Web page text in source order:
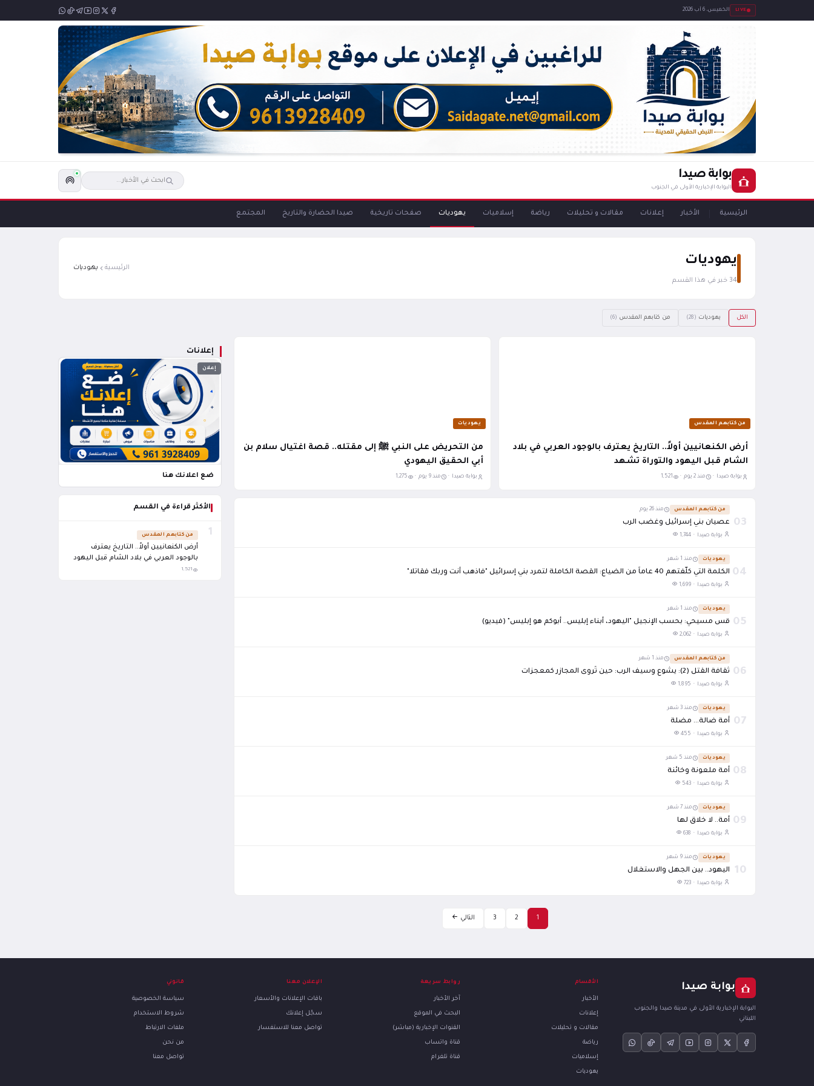
LIVE الخميس، 6 آب 2026
بوابة صيدا
البوابة الإخبارية الأولى في الجنوب
الرئيسية الأخبار إعلانات مقالات و تحليلات رياضة إسلاميات يهوديات صفحات تاريخية صيدا الحضارة والتاريخ المجتمع
يهوديات
34 خبر في هذا القسم
الرئيسية يهوديات
الكل يهوديات (28) من كتابهم المقدس (6)
من كتابهم المقدس
أرض الكنعانيين أولاً.. التاريخ يعترف بالوجود العربي في بلاد
الشام قبل اليهود والتوراة تشهد
بوابة صيدا · منذ 2 يوم · 1,521
يهوديات
من التحريض على النبي ﷺ إلى مقتله.. قصة اغتيال سلام بن
أبي الحقيق اليهودي
بوابة صيدا · منذ 9 يوم · 1,275
03
من كتابهم المقدس منذ 26 يوم
عصيان بني إسرائيل وغضب الرب
بوابة صيدا · 1,744
04
يهوديات منذ 1 شهر
الكلمة التي كلّفتهم 40 عاماً من الضياع: القصة الكاملة لتمرد بني إسرائيل "فاذهب أنت وربك فقاتلا"
بوابة صيدا · 1,699
05
يهوديات منذ 1 شهر
قس مسيحي: بحسب الإنجيل "اليهود، أبناء إبليس.. أبوكم هو إبليس" (فيديو)
بوابة صيدا · 2,062
06
من كتابهم المقدس منذ 1 شهر
ثقافة القتل (2): يشوع وسيف الرب: حين تُروى المجازر كمعجزات
بوابة صيدا · 1,895
07
يهوديات منذ 3 شهر
أمة ضالة... مضلة
بوابة صيدا · 455
08
يهوديات منذ 5 شهر
أمة ملعونة وخائنة
بوابة صيدا · 543
09
يهوديات منذ 7 شهر
أمة.. لا خلاق لها
بوابة صيدا · 638
10
يهوديات منذ 9 شهر
اليهود.. بين الجهل والاستغلال
بوابة صيدا · 723
1
2
3 التالي
إعلانات
إعلان
ضع اعلانك هنا
الأكثر قراءة في القسم
1 من كتابهم المقدس
أرض الكنعانيين أولاً.. التاريخ يعترف
بالوجود العربي في بلاد الشام قبل اليهود
والتوراة تشهد
1,521
بوابة صيدا
البوابة الإخبارية الأولى في مدينة صيدا والجنوب
اللبناني
الأقسام
الأخبار
إعلانات
مقالات و تحليلات
رياضة
إسلاميات
يهوديات
روابط سريعة
آخر الأخبار
البحث في الموقع
القنوات الإخبارية (مباشر)
قناة واتساب
قناة تلغرام
الإعلان معنا
باقات الإعلانات والأسعار
سجّل إعلانك
تواصل معنا للاستفسار
قانوني
سياسة الخصوصية
شروط الاستخدام
ملفات الارتباط
من نحن
تواصل معنا